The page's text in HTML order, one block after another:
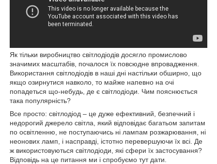
Як тільки виробництво світлодіодів досягло промислово
значимих масштабів, почалося їх повсюдне впровадження.
Використання світлодіодів в наші дні настільки обширно, що
якщо озирнутися навколо, то майже напевно на очі
попадеться що-небудь, де є світлодіоди. Чим пояснюється
така популярність?
Все просто: світлодіод – це дуже ефективний, безпечний і
недорогий джерело світла, який відповідає багатьом запитам
по освітленню, не поступаючись ні лампам розжарювання, ні
неонових ламп, і насправді, істотно перевершуючи їх всі. Де
ж використовуються світлодіоди, які сфери їх застосування?
Відповідь на це питання ми і спробуємо тут дати.